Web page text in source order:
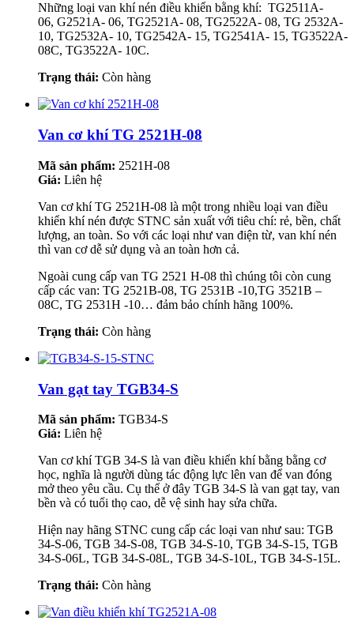
Những loại van khí nén điều khiển bằng khí: TG2511A-
06, G2521A- 06, TG2521A- 08, TG2522A- 08, TG 2532A-
10, TG2532A- 10, TG2542A- 15, TG2541A- 15, TG3522A-
08C, TG3522A- 10C.
Trạng thái: Còn hàng
Van cơ khí TG 2521H-08
Mã sản phẩm: 2521H-08
Giá: Liên hệ
Van cơ khí TG 2521H-08 là một trong nhiều loại van điều
khiển khí nén được STNC sản xuất với tiêu chí: rẻ, bền, chất
lượng, an toàn. So với các loại như van điện từ, van khí nén
thì van cơ dễ sử dụng và an toàn hơn cả.
Ngoài cung cấp van TG 2521 H-08 thì chúng tôi còn cung
cấp các van: TG 2521B-08, TG 2531B -10,TG 3521B –
08C, TG 2531H -10… đảm bảo chính hãng 100%.
Trạng thái: Còn hàng
Van gạt tay TGB34-S
Mã sản phẩm: TGB34-S
Giá: Liên hệ
Van cơ khí TGB 34-S là van điều khiển khí bằng bằng cơ
học, nghĩa là người dùng tác động lực lên van để van đóng
mở theo yêu cầu. Cụ thể ở đây TGB 34-S là van gạt tay, van
bền và có tuổi thọ cao, dễ vệ sinh hay sửa chữa.
Hiện nay hãng STNC cung cấp các loại van như sau: TGB
34-S-06, TGB 34-S-08, TGB 34-S-10, TGB 34-S-15, TGB
34-S-06L, TGB 34-S-08L, TGB 34-S-10L, TGB 34-S-15L.
Trạng thái: Còn hàng